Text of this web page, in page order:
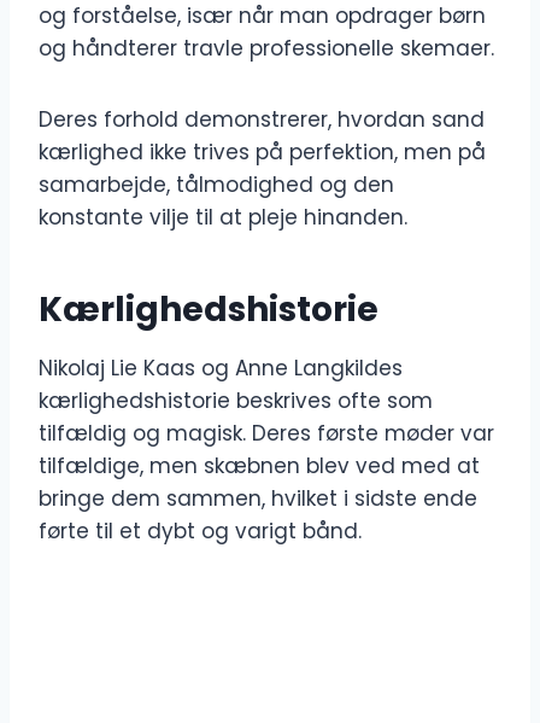
og forståelse, især når man opdrager børn
og håndterer travle professionelle skemaer.
Deres forhold demonstrerer, hvordan sand
kærlighed ikke trives på perfektion, men på
samarbejde, tålmodighed og den
konstante vilje til at pleje hinanden.
Kærlighedshistorie
Nikolaj Lie Kaas og Anne Langkildes
kærlighedshistorie beskrives ofte som
tilfældig og magisk. Deres første møder var
tilfældige, men skæbnen blev ved med at
bringe dem sammen, hvilket i sidste ende
førte til et dybt og varigt bånd.